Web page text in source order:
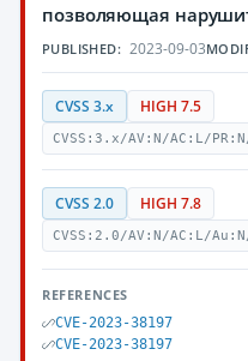
позволяющая
PUBLISHED: 2023-09-03
CVSS 3.x HIGH 7.5
CVSS:3.x/AV:N/AC:L/
CVSS 2.0 HIGH 7.8
CVSS:2.0/AV:N/AC:L/
REFERENCES
CVE-2023-38197
CVE-2023-38197